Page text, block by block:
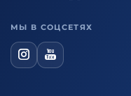
МЫ В СОЦСЕТЯХ